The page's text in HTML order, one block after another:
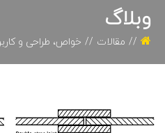
وبلاگ
مقالات خواص، طراحی و